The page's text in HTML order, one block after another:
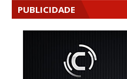
PUBLICIDADE